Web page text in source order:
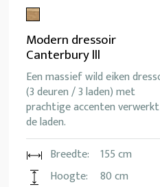
Modern dressoir
Canterbury lll
Een massief wild eiken
(3 deuren / 3 laden) met
prachtige accenten
de laden.
Breedte:
155 cm
Hoogte:
80 cm